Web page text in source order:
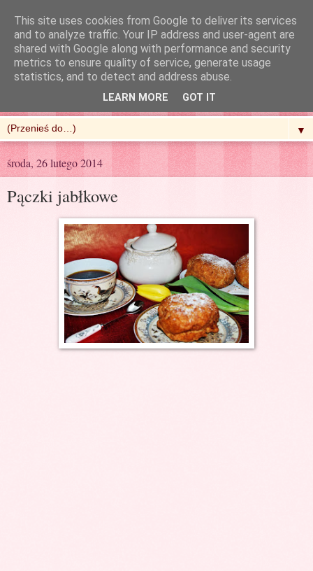
R'n'G Kitchen
▼
środa, 26 lutego 2014
Pączki jabłkowe
This site uses cookies from Google to deliver its services
and to analyze traffic. Your IP address and user-agent are
shared with Google along with performance and security
metrics to ensure quality of service, generate usage
statistics, and to detect and address abuse.
LEARN MORE GOT IT